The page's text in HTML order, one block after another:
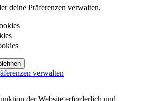
deine Präferenzen verwalten.
verwalten
der Website erforderlich und